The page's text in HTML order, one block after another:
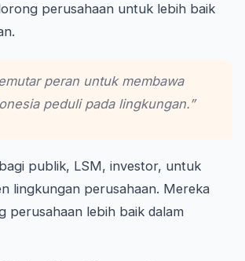
perusahaan untuk lebih baik
peran untuk membawa
peduli pada lingkungan.”
publik, LSM, investor, untuk
lingkungan perusahaan. Mereka
perusahaan lebih baik dalam